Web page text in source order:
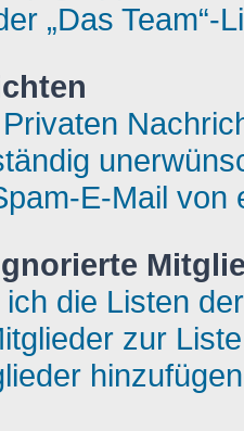
„Das Team“-
E-Mail
die Listen
zur